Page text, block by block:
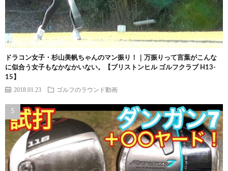
ドラコン女子・杉山美帆ちゃんのマン振り！｜万振りって言葉がこんな
に似合う女子もなかなかいない。【ブリストンヒル ゴルフクラブ H13-
15】
2018.01.23 ゴルフのラウンド動画